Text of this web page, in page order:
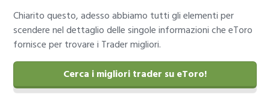
Chiarito questo, adesso abbiamo tutti gli elementi per
scendere nel dettaglio delle singole informazioni che eToro
fornisce per trovare i Trader migliori.
Cerca i migliori trader su eToro!